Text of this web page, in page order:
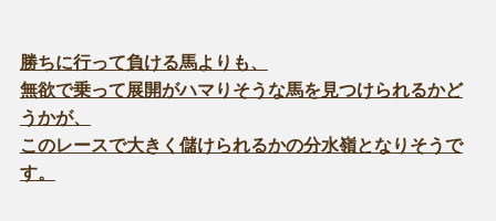
勝ちに行って負ける馬よりも、
無欲で乗って展開がハマりそうな馬を見つけられるかど
うかが、
このレースで大きく儲けられるかの分水嶺となりそうで
す。